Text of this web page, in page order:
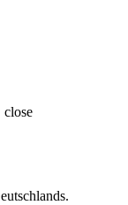
close